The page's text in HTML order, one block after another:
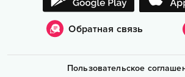
Обратная связь
Пользовательское